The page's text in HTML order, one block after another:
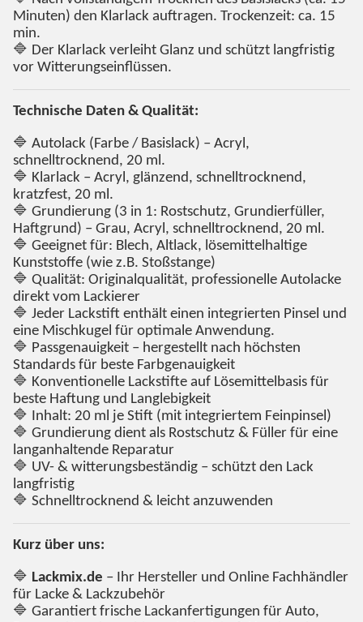
Minuten) den Klarlack auftragen. Trockenzeit: ca. 15
min.
🔷 Der Klarlack verleiht Glanz und schützt langfristig
vor Witterungseinflüssen.
Technische Daten & Qualität:
🔷 Autolack (Farbe / Basislack) – Acryl,
schnelltrocknend, 20 ml.
🔷 Klarlack – Acryl, glänzend, schnelltrocknend,
kratzfest, 20 ml.
🔷 Grundierung (3 in 1: Rostschutz, Grundierfüller,
Haftgrund) – Grau, Acryl, schnelltrocknend, 20 ml.
🔷 Geeignet für: Blech, Altlack, lösemittelhaltige
Kunststoffe (wie z.B. Stoßstange)
🔷 Qualität: Originalqualität, professionelle Autolacke
direkt vom Lackierer
🔷 Jeder Lackstift enthält einen integrierten Pinsel und
eine Mischkugel für optimale Anwendung.
🔷 Passgenauigkeit – hergestellt nach höchsten
Standards für beste Farbgenauigkeit
🔷 Konventionelle Lackstifte auf Lösemittelbasis für
beste Haftung und Langlebigkeit
🔷 Inhalt: 20 ml je Stift (mit integriertem Feinpinsel)
🔷 Grundierung dient als Rostschutz & Füller für eine
langanhaltende Reparatur
🔷 UV- & witterungsbeständig – schützt den Lack
langfristig
🔷 Schnelltrocknend & leicht anzuwenden
Kurz über uns:
🔷 Lackmix.de – Ihr Hersteller und Online Fachhändler
für Lacke & Lackzubehör
🔷 Garantiert frische Lackanfertigungen für Auto,